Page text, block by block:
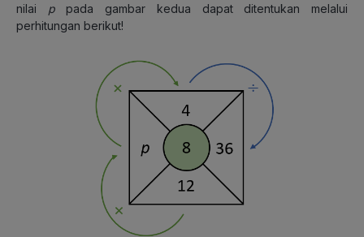
nilai ppada gambar kedua dapat ditentukan melalui
perhitungan berikut!